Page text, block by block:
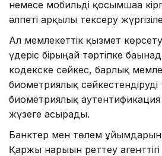
немесе мобильді қосымшаға
әлпеті арқылы тексеру
Ал мемлекеттік қызмет
үдеріс бірыңғай тәртіпке
кодекске сәйкес, барлық
биометриялық
биометриялық
жүзеге асырады.
Банктер мен төлем
Қаржы нарығын реттеу